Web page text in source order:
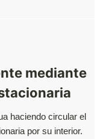
mediante
haciendo circular el
por su interior.